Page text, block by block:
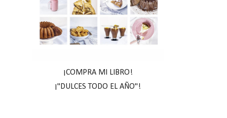
¡COMPRA MI LIBRO!
¡"DULCES TODO EL AÑO"!